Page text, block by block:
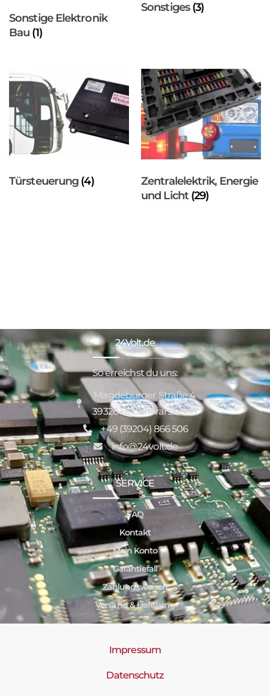
Sonstige Elektronik
Bau (1)
Sonstiges(3)
Türsteuerung (4)
Zentralelektrik, Energie
und Licht (29)
24Volt.de
So erreichst du uns:
Magdeburger Straße 4
39326 Hohenwarsleben
+49 (39204) 866 506
info@24volt.de
SERVICE
FAQ
Kontakt
Mein Konto
Garantiefall
Zahlungsweisen
Versand & Lieferung
Impressum
Datenschutz